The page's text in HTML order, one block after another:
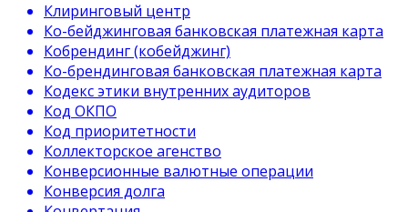
Клиринговый центр
Ко-бейджинговая банковская платежная карта
Кобрендинг (кобейджинг)
Ко-брендинговая банковская платежная карта
Кодекс этики внутренних аудиторов
Код ОКПО
Код приоритетности
Коллекторское агенство
Конверсионные валютные операции
Конверсия долга